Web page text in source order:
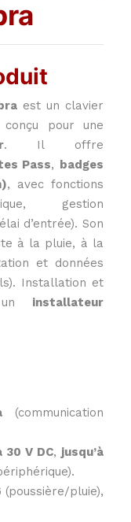
est un clavier
conçu pour une
. Il offre
Pass, badges
, avec fonctions
gestion
d’entrée). Son
à la pluie, à la
et données
Installation et
un installateur
(communication
30 V DC, jusqu’à
(poussière/pluie),